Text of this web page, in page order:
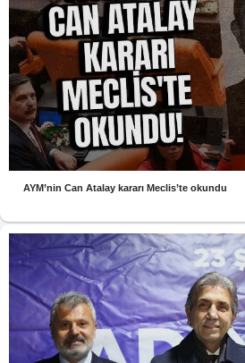
AYM’nin Can Atalay kararı Meclis’te okundu